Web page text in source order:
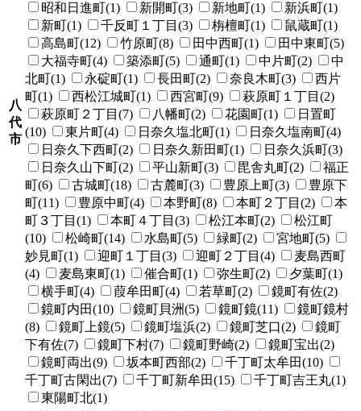
八
代
市
昭和日進町(1)
新開町(3) 新地町(1)
新浜町(1)
新町(1)
千反町１丁目(3) 栴檀町(1)
鼠蔵町(1)
高島町(12)
竹原町(8) 田中西町(1)
田中東町(5)
大福寺町(4)
築添町(5) 通町(1) 中片町(2)
中
北町(1)
永碇町(1) 長田町(2) 奈良木町(3)
西片
町(1)
西松江城町(1) 西宮町(9)
萩原町１丁目(2)
萩原町２丁目(7)
八幡町(2) 花園町(1)
日置町
(10)
東片町(4) 日奈久塩北町(1)
日奈久塩南町(4)
日奈久下西町(2)
日奈久新田町(1)
日奈久浜町(3)
日奈久山下町(2)
平山新町(3) 毘舎丸町(2)
福正
町(6)
古城町(18) 古麓町(3) 豊原上町(3)
豊原下
町(11)
豊原中町(4) 本野町(8) 本町２丁目(2)
本
町３丁目(1)
本町４丁目(3) 松江本町(2)
松江町
(10)
松崎町(14) 水島町(5) 緑町(2)
宮地町(5)
妙見町(1)
迎町１丁目(3) 迎町２丁目(4)
麦島西町
(4)
麦島東町(1) 催合町(1) 弥生町(2)
夕葉町(1)
横手町(4)
葭牟田町(4) 若草町(2)
鏡町有佐(2)
鏡町内田(10)
鏡町貝洲(5) 鏡町鏡(11)
鏡町鏡村
(8)
鏡町上鏡(5) 鏡町塩浜(2) 鏡町芝口(2)
鏡町
下有佐(7)
鏡町下村(7) 鏡町野崎(2)
鏡町宝出(2)
鏡町両出(9)
坂本町西部(2)
千丁町太牟田(10)
千丁町古閑出(7)
千丁町新牟田(15)
千丁町吉王丸(1)
東陽町北(1)